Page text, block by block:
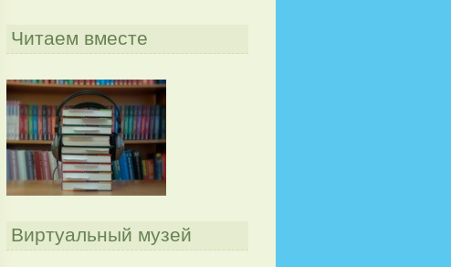
Читаем вместе
Виртуальный музей